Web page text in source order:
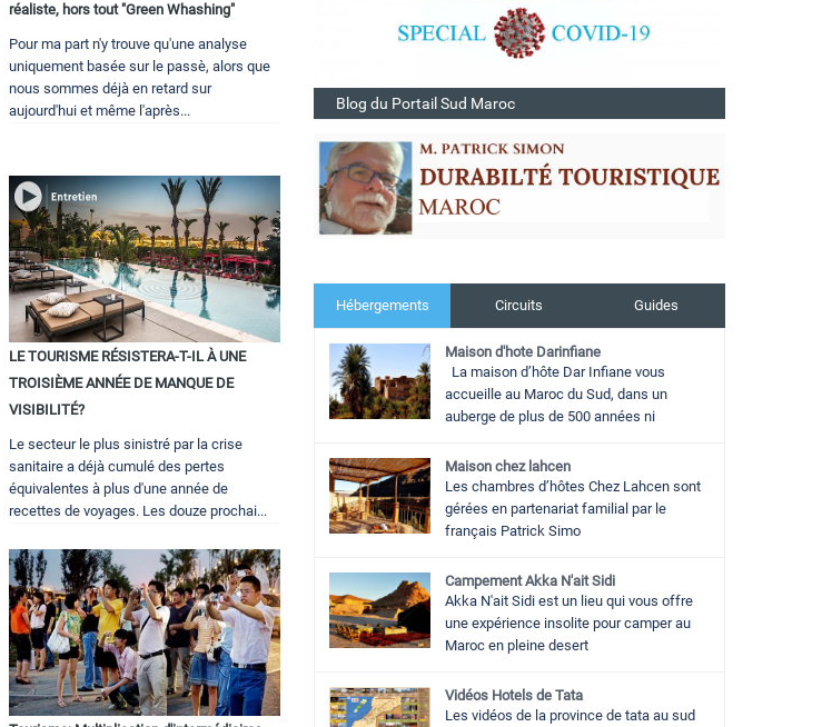
réaliste, hors tout "Green Whashing"
Pour ma part n'y trouve qu'une analyse
uniquement basée sur le passè, alors que
nous sommes déjà en retard sur
aujourd'hui et même l'après...
LE TOURISME RÉSISTERA-T-IL À UNE
TROISIÈME ANNÉE DE MANQUE DE
VISIBILITÉ?
Le secteur le plus sinistré par la crise
sanitaire a déjà cumulé des pertes
équivalentes à plus d'une année de
recettes de voyages. Les douze prochai...
Blog du Portail Sud Maroc
Hébergements Circuits Guides
Maison d'hote Darinfiane
La maison d’hôte Dar Infiane vous
accueille au Maroc du Sud, dans un
auberge de plus de 500 années ni
Maison chez lahcen
Les chambres d’hôtes Chez Lahcen sont
gérées en partenariat familial par le
français Patrick Simo
Campement Akka N'ait Sidi
Akka N'ait Sidi est un lieu qui vous offre
une expérience insolite pour camper au
Maroc en pleine desert
Vidéos Hotels de Tata
Les vidéos de la province de tata au sud